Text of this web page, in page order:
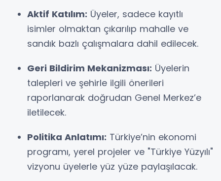
Aktif Katılım: Üyeler, sadece kayıtlı
isimler olmaktan çıkarılıp mahalle ve
sandık bazlı çalışmalara dahil edilecek.
Geri Bildirim Mekanizması: Üyelerin
talepleri ve şehirle ilgili önerileri
raporlanarak doğrudan Genel Merkez’e
iletilecek.
Politika Anlatımı: Türkiye’nin ekonomi
programı, yerel projeler ve "Türkiye Yüzyılı"
vizyonu üyelerle yüz yüze paylaşılacak.